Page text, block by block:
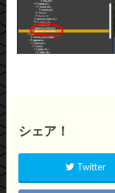
シェア！
Twitter